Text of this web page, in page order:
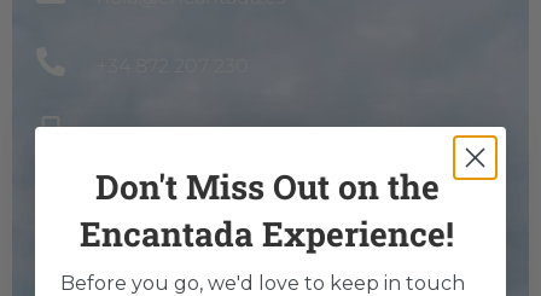
+32 494 42 21 23 - Ruben
+32 485 82 36 87 - Lis
encantada_palau
Don't Miss Out on the
Encantada Experience!
Before you go, we'd love to keep in touch